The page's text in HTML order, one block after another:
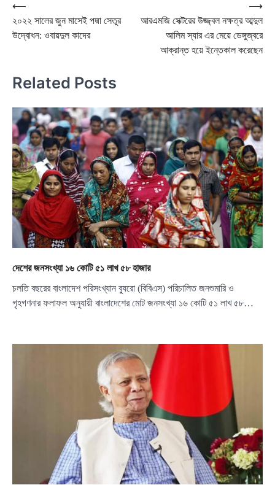
Post
navigation
⟵
২০২২ সালের জুন মাসেই পদ্মা সেতুর
উদ্বোধন: ওবায়দুল কাদের
আরএমজি সেক্টরের উজ্জ্বল নক্ষত্র আব্দুল
আলিম স্যার এর মেয়ে ডেঙ্গুজ্বরে
আক্রান্ত হয়ে ইন্তেকাল করেছেন
⟶
Related Posts
দেশের জনসংখ্যা ১৬ কোটি ৫১ লাখ ৫৮ হাজার
চলতি বছরের বাংলাদেশ পরিসংখ্যান ব্যুরো (বিবিএস) পরিচালিত জনশুমারি ও
গৃহগণনার ফলাফল অনুযায়ী বাংলাদেশের মোট জনসংখ্যা ১৬ কোটি ৫১ লাখ ৫৮…